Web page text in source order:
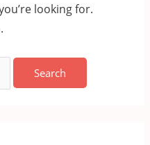
looking for.